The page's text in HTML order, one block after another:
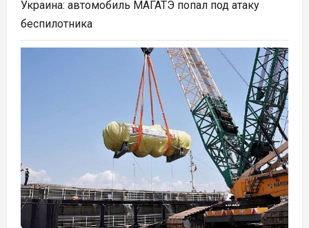
Украина: автомобиль МАГАТЭ попал под атаку
беспилотника